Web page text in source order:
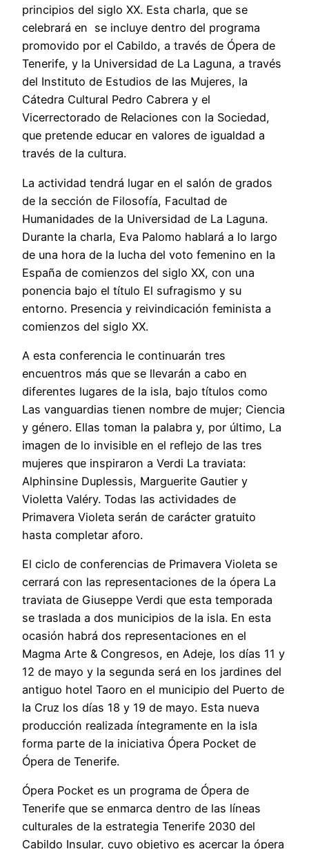
principios del siglo XX. Esta charla, que se
celebrará en se incluye dentro del programa
promovido por el Cabildo, a través de Ópera de
Tenerife, y la Universidad de La Laguna, a través
del Instituto de Estudios de las Mujeres, la
Cátedra Cultural Pedro Cabrera y el
Vicerrectorado de Relaciones con la Sociedad,
que pretende educar en valores de igualdad a
través de la cultura.
La actividad tendrá lugar en el salón de grados
de la sección de Filosofía, Facultad de
Humanidades de la Universidad de La Laguna.
Durante la charla, Eva Palomo hablará a lo largo
de una hora de la lucha del voto femenino en la
España de comienzos del siglo XX, con una
ponencia bajo el título El sufragismo y su
entorno. Presencia y reivindicación feminista a
comienzos del siglo XX.
A esta conferencia le continuarán tres
encuentros más que se llevarán a cabo en
diferentes lugares de la isla, bajo títulos como
Las vanguardias tienen nombre de mujer; Ciencia
y género. Ellas toman la palabra y, por último, La
imagen de lo invisible en el reflejo de las tres
mujeres que inspiraron a Verdi La traviata:
Alphinsine Duplessis, Marguerite Gautier y
Violetta Valéry. Todas las actividades de
Primavera Violeta serán de carácter gratuito
hasta completar aforo.
El ciclo de conferencias de Primavera Violeta se
cerrará con las representaciones de la ópera La
traviata de Giuseppe Verdi que esta temporada
se traslada a dos municipios de la isla. En esta
ocasión habrá dos representaciones en el
Magma Arte & Congresos, en Adeje, los días 11 y
12 de mayo y la segunda será en los jardines del
antiguo hotel Taoro en el municipio del Puerto de
la Cruz los días 18 y 19 de mayo. Esta nueva
producción realizada íntegramente en la isla
forma parte de la iniciativa Ópera Pocket de
Ópera de Tenerife.
Ópera Pocket es un programa de Ópera de
Tenerife que se enmarca dentro de las líneas
culturales de la estrategia Tenerife 2030 del
Cabildo Insular, cuyo objetivo es acercar la ópera